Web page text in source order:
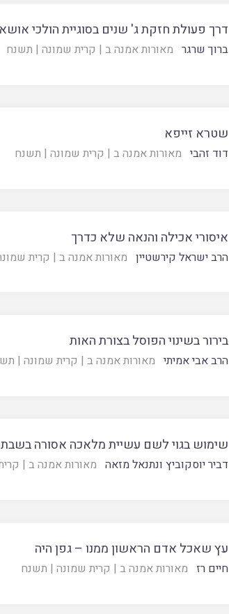
דרך פעולת חזקת ג' שנים בסוגיית הולכי אושא
ברוך שרגר מאורות אמנה ב | קרית שמונה | תשנח
שטרא זייפא
דוד זהבי מאורות אמנה ב | קרית שמונה | תשנח
איסורי אכילה והנאה שלא כדרך
הרב ישראל קירשטיין מאורות אמנה ב | קרית
בירור בשינוי הפוסל בצורת האות
הרב אבי אמיתי מאורות אמנה ב | קרית שמונה |
שימוש בגוי לשם עשיית מלאכה אסורה בשבת
דביר יוסקוביץ ונתנאל מזאה מאורות אמנה ב |
עץ שאכל אדם הראשון ממנו – גפן היה
חיים רז מאורות אמנה ב | קרית שמונה | תשנח